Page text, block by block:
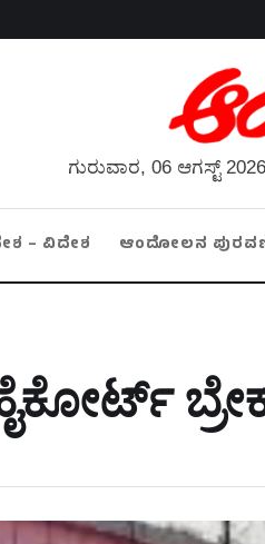
ಗುರುವಾರ, 06 ಆಗಸ್ಟ್ 2026
– ವಿದೇಶ ಆಂದೋಲನ